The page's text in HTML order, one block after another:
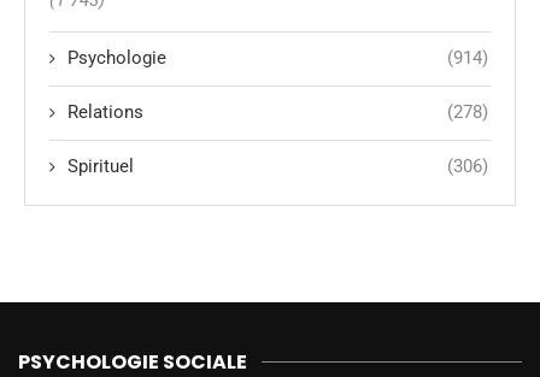
Psychologie (914)
Relations (278)
Spirituel (306)
PSYCHOLOGIE SOCIALE